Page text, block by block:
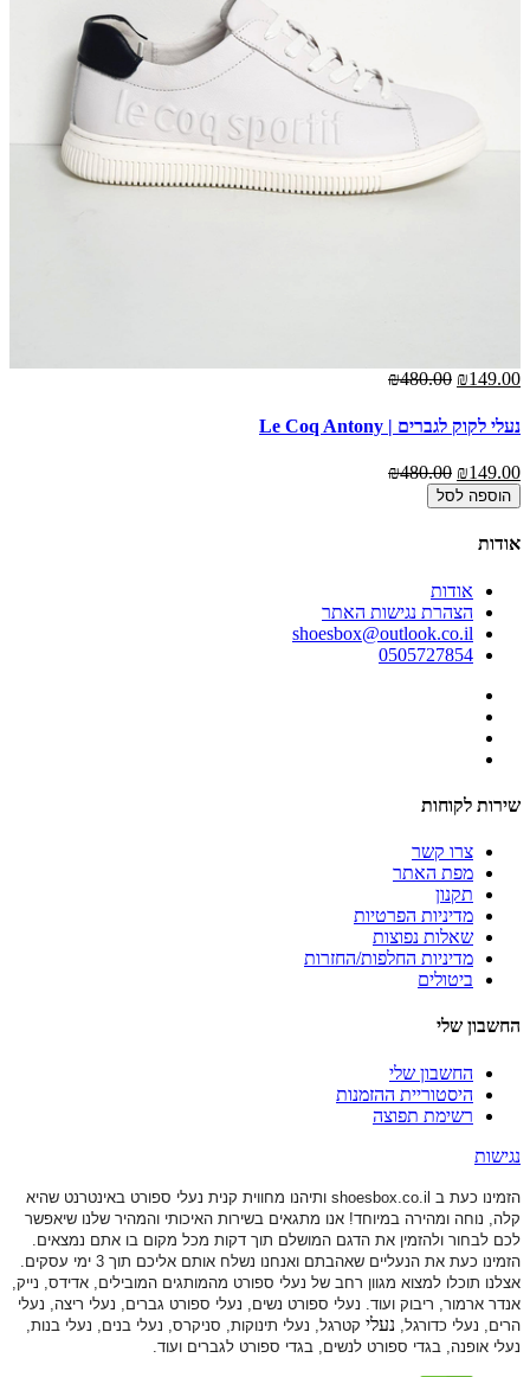
₪149.00
₪480.00
נעלי לקוק לגברים | Le Coq Antony
₪149.00
₪480.00
הוספה לסל
אודות
אודות
הצהרת נגישות האתר
shoesbox@outlook.co.il
0505727854
שירות לקוחות
צרו קשר
מפת האתר
תקנון
מדיניות הפרטיות
שאלות נפוצות
מדיניות החלפות/החזרות
ביטולים
החשבון שלי
החשבון שלי
היסטוריית ההזמנות
רשימת תפוצה
נגישות
הזמינו כעת ב shoesbox.co.il ותיהנו מחווית קנית נעלי ספורט באינטרנט שהיא
קלה, נוחה ומהירה במיוחד! אנו מתגאים בשירות האיכותי והמהיר שלנו שיאפשר
לכם לבחור ולהזמין את הדגם המושלם תוך דקות מכל מקום בו אתם נמצאים.
הזמינו כעת את הנעליים שאהבתם ואנחנו נשלח אותם אליכם תוך 3 ימי עסקים.
אצלנו תוכלו למצוא מגוון רחב של נעלי ספורט מהמותגים המובילים, אדידס, נייק,
אנדר ארמור, ריבוק ועוד. נעלי ספורט נשים, נעלי ספורט גברים, נעלי ריצה, נעלי
הרים, נעלי כדורגל, נעלי קטרגל, נעלי תינוקות, סניקרס, נעלי בנים, נעלי בנות,
נעלי אופנה, בגדי ספורט לנשים, בגדי ספורט לגברים ועוד.